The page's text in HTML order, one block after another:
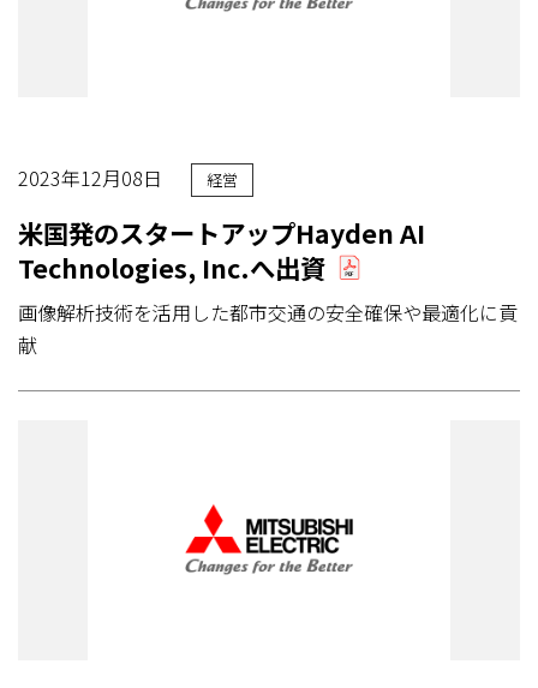
2023年12月08日 経営
米国発のスタートアップHayden AI
Technologies, Inc.へ出資
画像解析技術を活用した都市交通の安全確保や最適化に貢
献